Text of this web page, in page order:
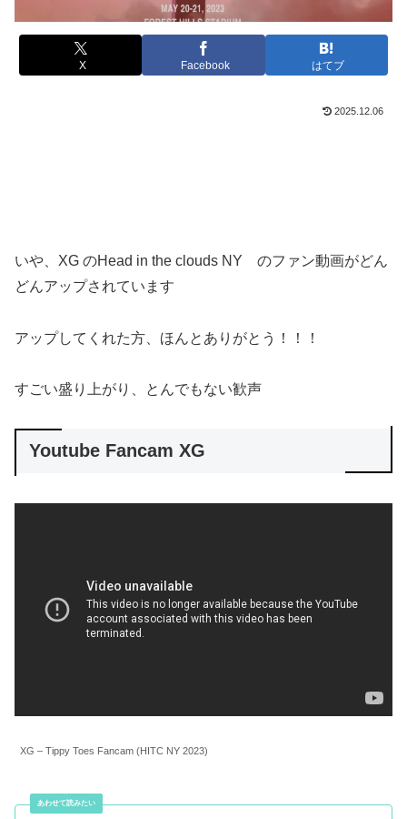
X Facebook はてブ
2025.12.06
いや、XG のHead in the clouds NY のファン動画がどん
どんアップされています
アップしてくれた方、ほんとありがとう！！！
すごい盛り上がり、とんでもない歓声
Youtube Fancam XG
XG – Tippy Toes Fancam (HITC NY 2023)